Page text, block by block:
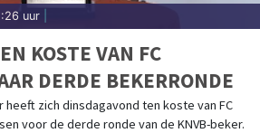
uur
KOSTE VAN FC
DERDE BEKERRONDE
heeft zich dinsdagavond ten koste van FC
voor de derde ronde van de KNVB-beker.